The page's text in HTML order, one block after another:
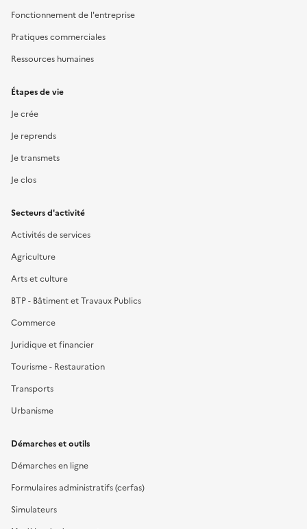
Fonctionnement de l'entreprise
Pratiques commerciales
Ressources humaines
Étapes de vie
Je crée
Je reprends
Je transmets
Je clos
Secteurs d'activité
Activités de services
Agriculture
Arts et culture
BTP - Bâtiment et Travaux Publics
Commerce
Juridique et financier
Tourisme - Restauration
Transports
Urbanisme
Démarches et outils
Démarches en ligne
Formulaires administratifs (cerfas)
Simulateurs